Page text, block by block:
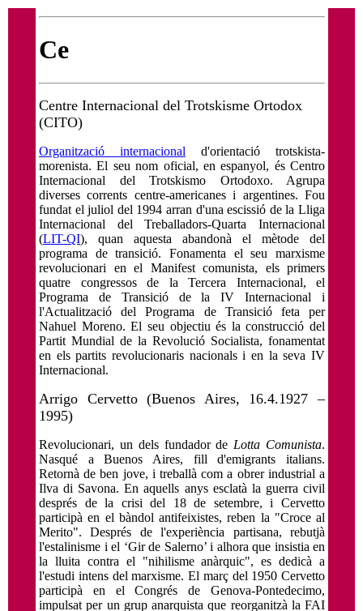
Ce
Centre Internacional del Trotskisme Ortodox
(CITO)
Organització internacional d'orientació trotskista-
morenista. El seu nom oficial, en espanyol, és Centro
Internacional del Trotskismo Ortodoxo. Agrupa
diverses corrents centre-americanes i argentines. Fou
fundat el juliol del 1994 arran d'una escissió de la Lliga
Internacional del Treballadors-Quarta Internacional
(LIT-QI), quan aquesta abandonà el mètode del
programa de transició. Fonamenta el seu marxisme
revolucionari en el Manifest comunista, els primers
quatre congressos de la Tercera Internacional, el
Programa de Transició de la IV Internacional i
l'Actualització del Programa de Transició feta per
Nahuel Moreno. El seu objectiu és la construcció del
Partit Mundial de la Revolució Socialista, fonamentat
en els partits revolucionaris nacionals i en la seva IV
Internacional.
Arrigo Cervetto (Buenos Aires, 16.4.1927 –
1995)
Revolucionari, un dels fundador de Lotta Comunista.
Nasqué a Buenos Aires, fill d'emigrants italians.
Retornà de ben jove, i treballà com a obrer industrial a
Ilva di Savona. En aquells anys esclatà la guerra civil
després de la crisi del 18 de setembre, i Cervetto
participà en el bàndol antifeixistes, reben la "Croce al
Merito". Després de l'experiència partisana, rebutjà
l'estalinisme i el ‘Gir de Salerno’ i alhora que insistia en
la lluita contra el "nihilisme anàrquic", es dedicà a
l'estudi intens del marxisme. El març del 1950 Cervetto
participà en el Congrés de Genova-Pontedecimo,
impulsat per un grup anarquista que reorganitzà la FAI